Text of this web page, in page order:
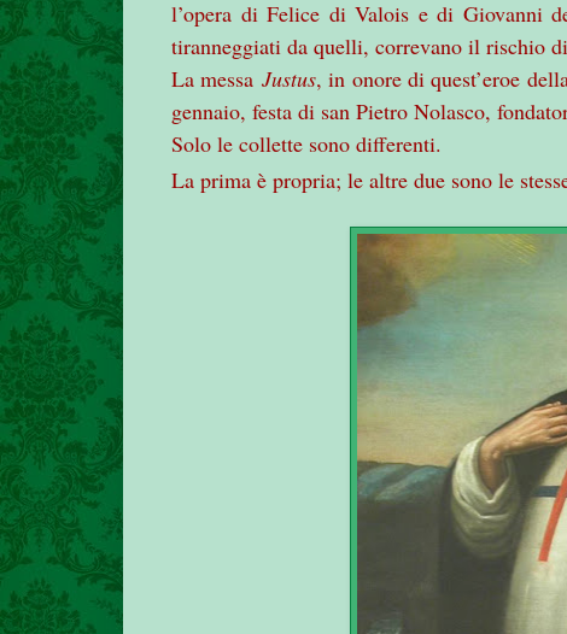
l’opera di Felice di Valois e di Giovanni
tiranneggiati da quelli, correvano il rischio
La messa Justus, in onore di quest’eroe
gennaio, festa di san Pietro Nolasco,
Solo le collette sono differenti.
La prima è propria; le altre due sono le